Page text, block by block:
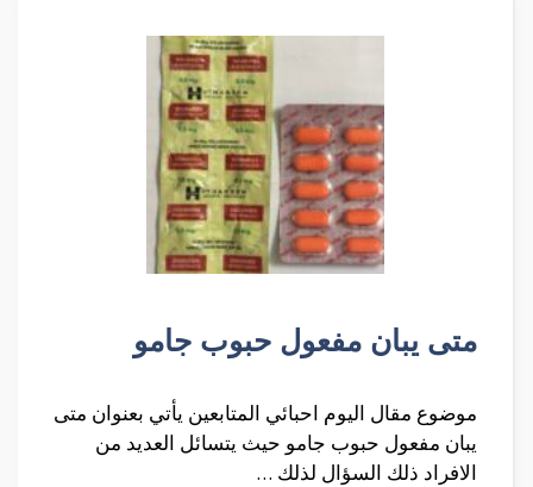
متى يبان مفعول حبوب جامو
موضوع مقال اليوم احبائي المتابعين يأتي بعنوان متى
يبان مفعول حبوب جامو حيث يتسائل العديد من
الافراد ذلك السؤال لذلك …